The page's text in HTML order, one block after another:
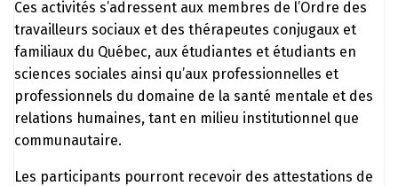
Ces activités s’adressent aux membres de l’Ordre des
travailleurs sociaux et des thérapeutes conjugaux et
familiaux du Québec, aux étudiantes et étudiants en
sciences sociales ainsi qu’aux professionnelles et
professionnels du domaine de la santé mentale et des
relations humaines, tant en milieu institutionnel que
communautaire.
Les participants pourront recevoir des attestations de